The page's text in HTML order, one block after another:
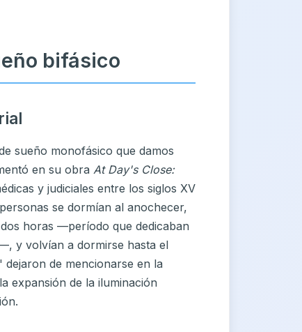
bifásico
sueño monofásico que damos
en su obra At Day's Close:
y judiciales entre los siglos XV
se dormían al anochecer,
horas —período que dedicaban
y volvían a dormirse hasta el
de mencionarse en la
expansión de la iluminación